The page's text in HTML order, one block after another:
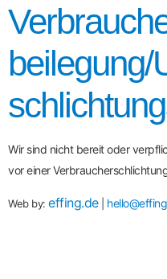
Wir sind nicht bereit oder
vor einer
Web by: effing.de|